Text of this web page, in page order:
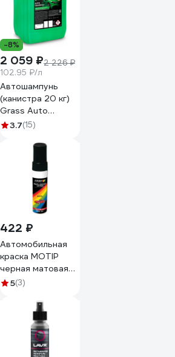
-8%
2 059 ₽2 226 ₽
102.95 ₽/л
Автошампунь
(канистра 20 кг)
Grass Auto
Shampoo 111103
3.7(15)
422 ₽
Автомобильная
краска MOTIP
черная матовая
12мл black mat
5(3)